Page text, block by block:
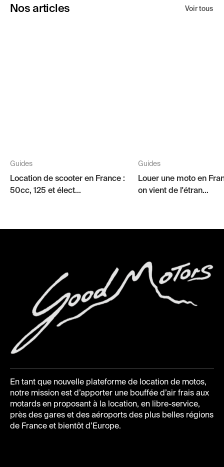
Nos articles Voir tous
Guides
Location de scooter en France :
50cc, 125 et élect...
Guides
Louer une moto en
on vient de l'étran...
En tant que nouvelle plateforme de location de motos,
notre mission est d’apporter une bouffée d’air frais aux
motards en proposant à la location, en libre-service,
près des gares et des aéroports des plus belles régions
de France et bientôt d’Europe.